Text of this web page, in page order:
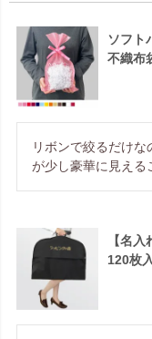
ソフト
不織布
リボンで絞るだけ
が少し豪華に見える
【名
120枚